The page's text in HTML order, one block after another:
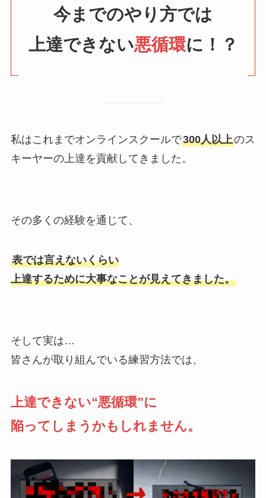
今までのやり方では
上達できない悪循環に！？
私はこれまでオンラインスクールで300人以上のス
キーヤーの上達を貢献してきました。
その多くの経験を通じて、
表では言えないくらい
上達するために大事なことが見えてきました。
そして実は…
皆さんが取り組んでいる練習方法では、
上達できない“悪循環”に
陥ってしまうかもしれません。